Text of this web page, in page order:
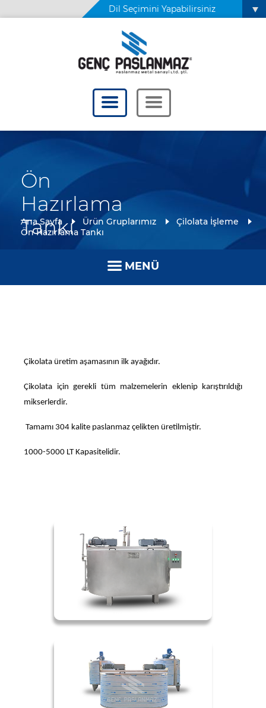
Dil Seçimini Yapabilirsiniz
Ön
Hazırlama
Tankı
Ana Sayfa Ürün Gruplarımız
Çilolata İşleme
Ön Hazırlama Tankı
MENÜ
Çikolata üretim aşamasının ilk ayağıdır.
Çikolata için gerekli tüm malzemelerin eklenip karıştırıldığı
mikserlerdir.
Tamamı 304 kalite paslanmaz çelikten üretilmiştir.
1000-5000 LT Kapasitelidir.